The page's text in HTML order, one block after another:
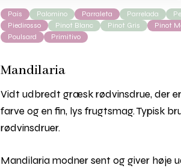
Pais Palomino Parraleta Parrelada
Piedirosso
Pinot Blanc Pinot Gris Pinot
Poulsard
Primitivo
Mandilaria
Vidt udbredt græsk rødvinsdrue, der
farve og en fin, lys frugtsmag. Typisk
rødvinsdruer.
Mandilaria modner sent og giver